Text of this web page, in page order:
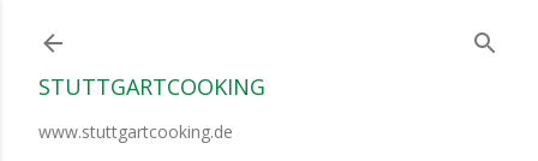
STUTTGARTCOOKING
www.stuttgartcooking.de